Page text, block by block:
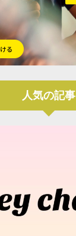
人気の記事